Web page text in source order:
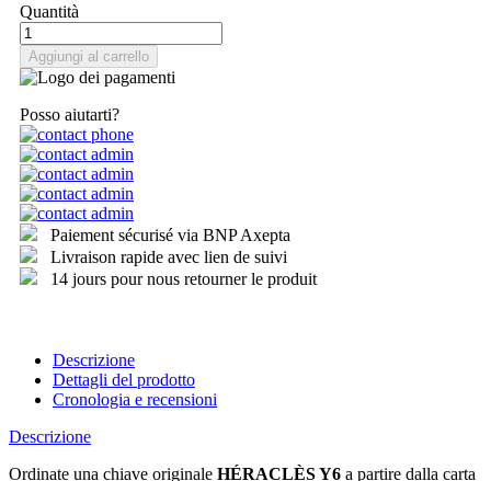
Quantità
Aggiungi al carrello
Posso aiutarti?
Paiement sécurisé via BNP Axepta
Livraison rapide avec lien de suivi
14 jours pour nous retourner le produit
Descrizione
Dettagli del prodotto
Cronologia e recensioni
Descrizione
Ordinate una chiave originale HÉRACLÈS Y6 a partire dalla carta